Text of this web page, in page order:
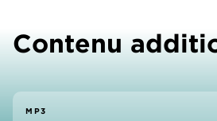
Contenu
MP3